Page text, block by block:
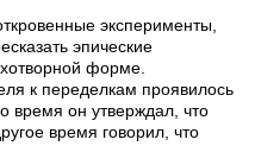
эксперименты,
эпические
форме.
к переделкам проявилось
время он утверждал, что
время говорил, что